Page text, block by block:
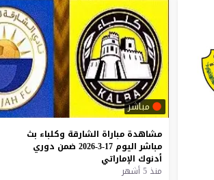
مباشر
مشاهدة مباراة الشارقة وكلباء بث
مباشر اليوم 17-3-2026 ضمن دوري
أدنوك الإماراتي
منذ 5 أشهر